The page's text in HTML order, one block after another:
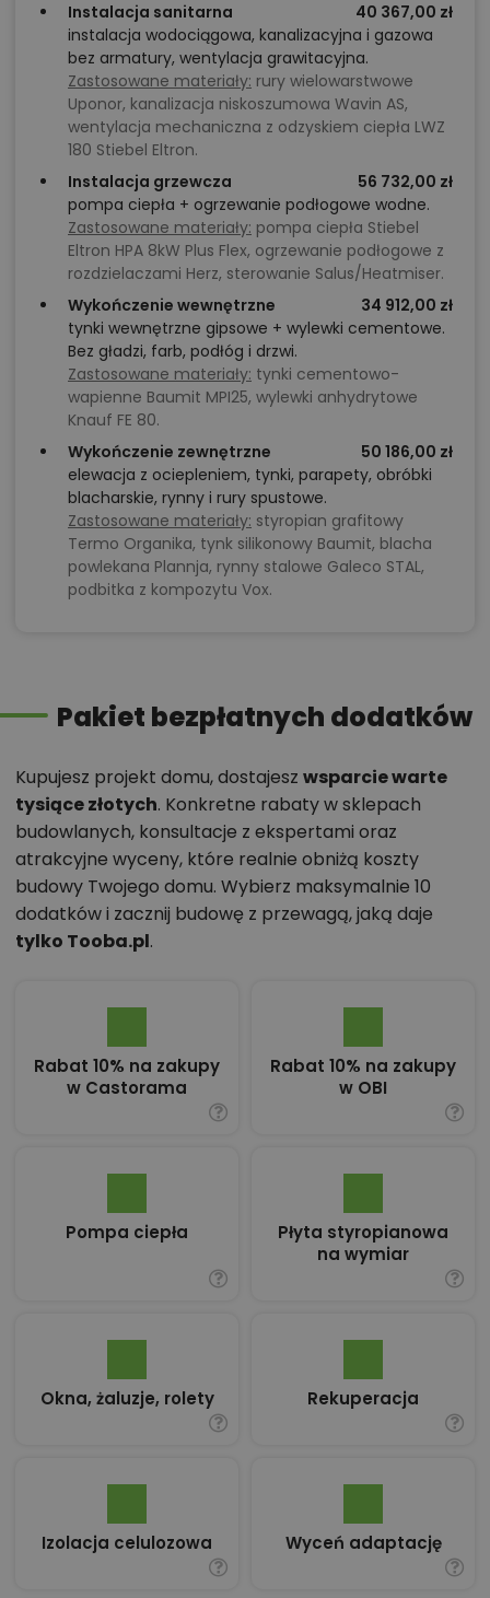
Instalacja sanitarna
40 367,00 zł
instalacja wodociągowa, kanalizacyjna i gazowa
bez armatury, wentylacja grawitacyjna.
Zastosowane materiały: rury wielowarstwowe
Uponor, kanalizacja niskoszumowa Wavin AS,
wentylacja mechaniczna z odzyskiem ciepła LWZ
180 Stiebel Eltron.
Instalacja grzewcza
56 732,00 zł
pompa ciepła + ogrzewanie podłogowe wodne.
Zastosowane materiały: pompa ciepła Stiebel
Eltron HPA 8kW Plus Flex, ogrzewanie podłogowe z
rozdzielaczami Herz, sterowanie Salus/Heatmiser.
Wykończenie wewnętrzne
34 912,00 zł
tynki wewnętrzne gipsowe + wylewki cementowe.
Bez gładzi, farb, podłóg i drzwi.
Zastosowane materiały: tynki cementowo-
wapienne Baumit MPI25, wylewki anhydrytowe
Knauf FE 80.
Wykończenie zewnętrzne
50 186,00 zł
elewacja z ociepleniem, tynki, parapety, obróbki
blacharskie, rynny i rury spustowe.
Zastosowane materiały: styropian grafitowy
Termo Organika, tynk silikonowy Baumit, blacha
powlekana Plannja, rynny stalowe Galeco STAL,
podbitka z kompozytu Vox.
Pakiet bezpłatnych dodatków
Kupujesz projekt domu, dostajesz wsparcie warte
tysiące złotych. Konkretne rabaty w sklepach
budowlanych, konsultacje z ekspertami oraz
atrakcyjne wyceny, które realnie obniżą koszty
budowy Twojego domu. Wybierz maksymalnie 10
dodatków i zacznij budowę z przewagą, jaką daje
tylko Tooba.pl.
Rabat 10% na zakupy
w Castorama
Rabat 10% na zakupy
w OBI
Pompa ciepła
Płyta styropianowa
na wymiar
Okna, żaluzje, rolety Rekuperacja
Izolacja celulozowa Wyceń adaptację